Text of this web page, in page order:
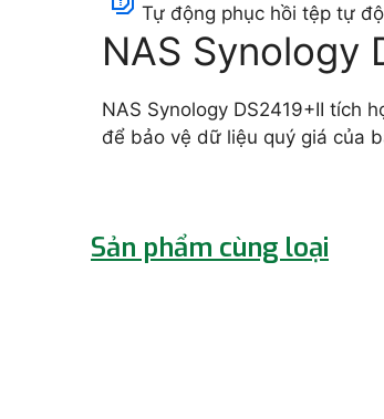
Tự động phục hồi tệp tự
NAS Synology
NAS Synology DS2419+II tích
để bảo vệ dữ liệu quý giá của
Sản phẩm cùng loại